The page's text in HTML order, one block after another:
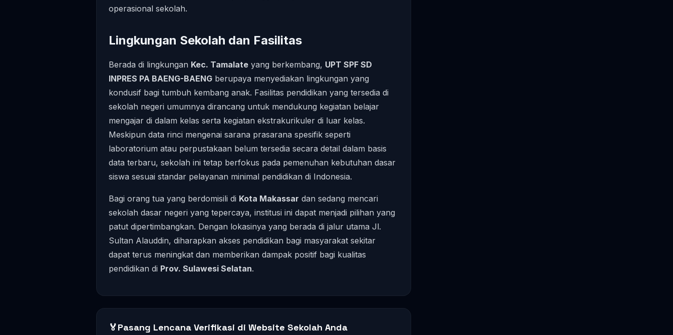
operasional sekolah.
Lingkungan Sekolah dan Fasilitas
Berada di lingkungan Kec. Tamalate yang berkembang, UPT SPF SD
INPRES PA BAENG-BAENG berupaya menyediakan lingkungan yang
kondusif bagi tumbuh kembang anak. Fasilitas pendidikan yang tersedia di
sekolah negeri umumnya dirancang untuk mendukung kegiatan belajar
mengajar di dalam kelas serta kegiatan ekstrakurikuler di luar kelas.
Meskipun data rinci mengenai sarana prasarana spesifik seperti
laboratorium atau perpustakaan belum tersedia secara detail dalam basis
data terbaru, sekolah ini tetap berfokus pada pemenuhan kebutuhan dasar
siswa sesuai standar pelayanan minimal pendidikan di Indonesia.
Bagi orang tua yang berdomisili di Kota Makassar dan sedang mencari
sekolah dasar negeri yang tepercaya, institusi ini dapat menjadi pilihan yang
patut dipertimbangkan. Dengan lokasinya yang berada di jalur utama Jl.
Sultan Alauddin, diharapkan akses pendidikan bagi masyarakat sekitar
dapat terus meningkat dan memberikan dampak positif bagi kualitas
pendidikan di Prov. Sulawesi Selatan.
🏅Pasang Lencana Verifikasi di Website Sekolah Anda